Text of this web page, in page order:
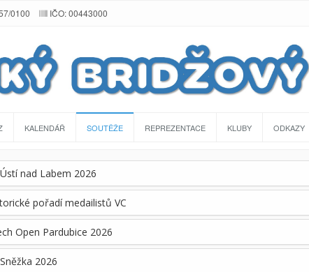
0100 IČO: 00443000
KALENDÁŘ SOUTĚŽE REPREZENTACE KLUBY ODKAZY
nad Labem 2026
pořadí medailistů VC
Open Pardubice 2026
2026